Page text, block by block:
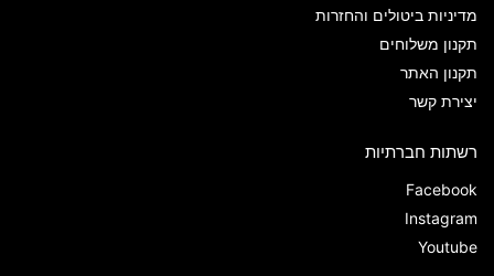
מדיניות ביטולים והחזרות
תקנון משלוחים
תקנון האתר
יצירת קשר
רשתות חברתיות
Facebook
Instagram
Youtube